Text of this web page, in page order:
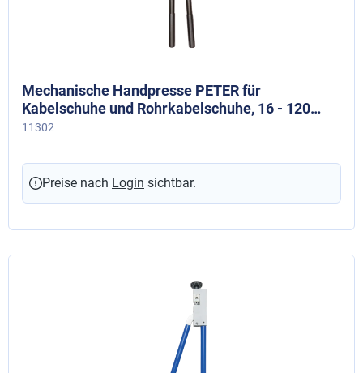
Mechanische Handpresse PETER für
Kabelschuhe und Rohrkabelschuhe, 16 - 120
mm²
11302
Preise nach Login sichtbar.